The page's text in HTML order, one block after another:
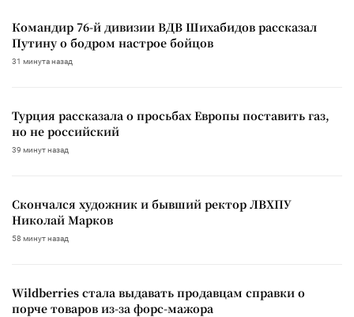
Командир 76-й дивизии ВДВ Шихабидов рассказал
Путину о бодром настрое бойцов
31 минута назад
Турция рассказала о просьбах Европы поставить газ,
но не российский
39 минут назад
Скончался художник и бывший ректор ЛВХПУ
Николай Марков
58 минут назад
Wildberries стала выдавать продавцам справки о
порче товаров из-за форс-мажора